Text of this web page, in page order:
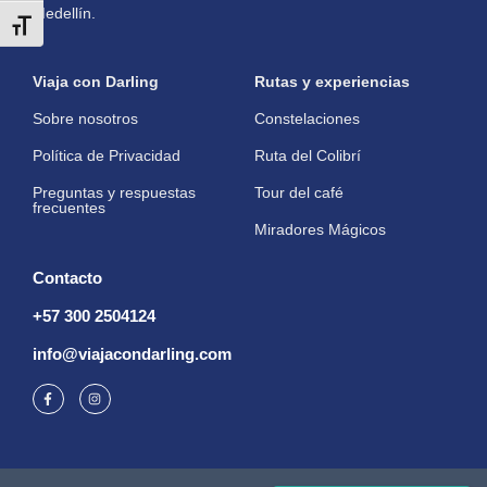
Toggle Font size
Medellín.
Viaja con Darling
Sobre nosotros
Política de Privacidad
Preguntas y respuestas
frecuentes
Rutas y experiencias
Constelaciones
Ruta del Colibrí
Tour del café
Miradores Mágicos
Contacto
+57 300 2504124
info@viajacondarling.com